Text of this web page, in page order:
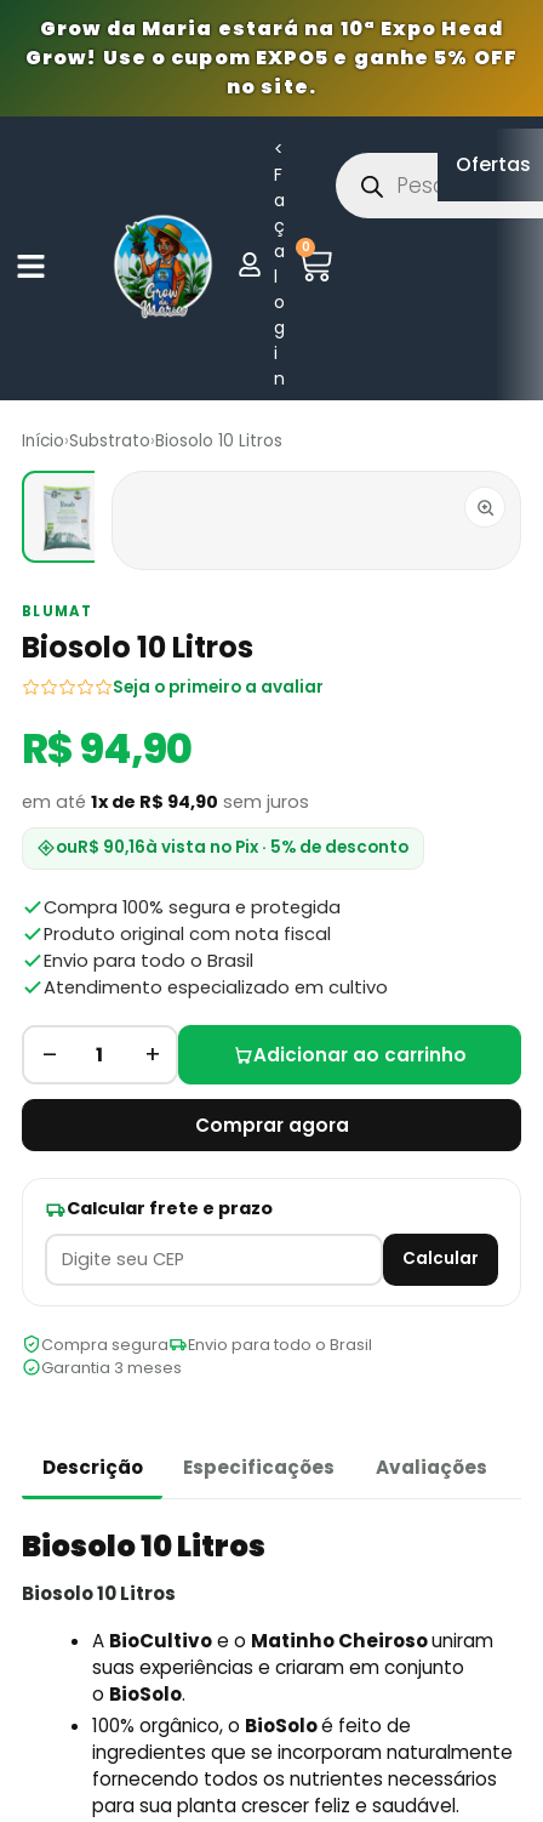
Grow da Maria estará na 10ª Expo Head
Grow! Use o cupom EXPO5 e ganhe 5% OFF
no site.
<
F
a
ç
a
l
o
g
i
n
0
Ofertas
Início›Substrato›Biosolo 10 Litros
BLUMAT
Biosolo 10 Litros
Seja o primeiro a avaliar
R$ 94,90
em até 1x de R$ 94,90 sem juros
ouR$ 90,16à vista no Pix · 5% de desconto
Compra 100% segura e protegida
Produto original com nota fiscal
Envio para todo o Brasil
Atendimento especializado em cultivo
– 1 + Adicionar ao carrinho
Comprar agora
Calcular frete e prazo
Calcular
Compra segura
Envio para todo o Brasil
Garantia 3 meses
Descrição Especificações Avaliações
Biosolo 10 Litros
Biosolo 10 Litros
A BioCultivoe o Matinho Cheirosouniram
suas experiências e criaram em conjunto
o BioSolo.
100% orgânico, o BioSoloé feito de
ingredientes que se incorporam naturalmente
fornecendo todos os nutrientes necessários
para sua planta crescer feliz e saudável.